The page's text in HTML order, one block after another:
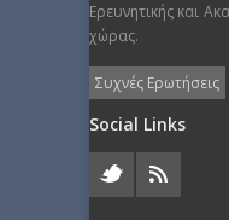
Ερευνητικής και
χώρας.
Συχνές Ερωτήσεις
Social Links